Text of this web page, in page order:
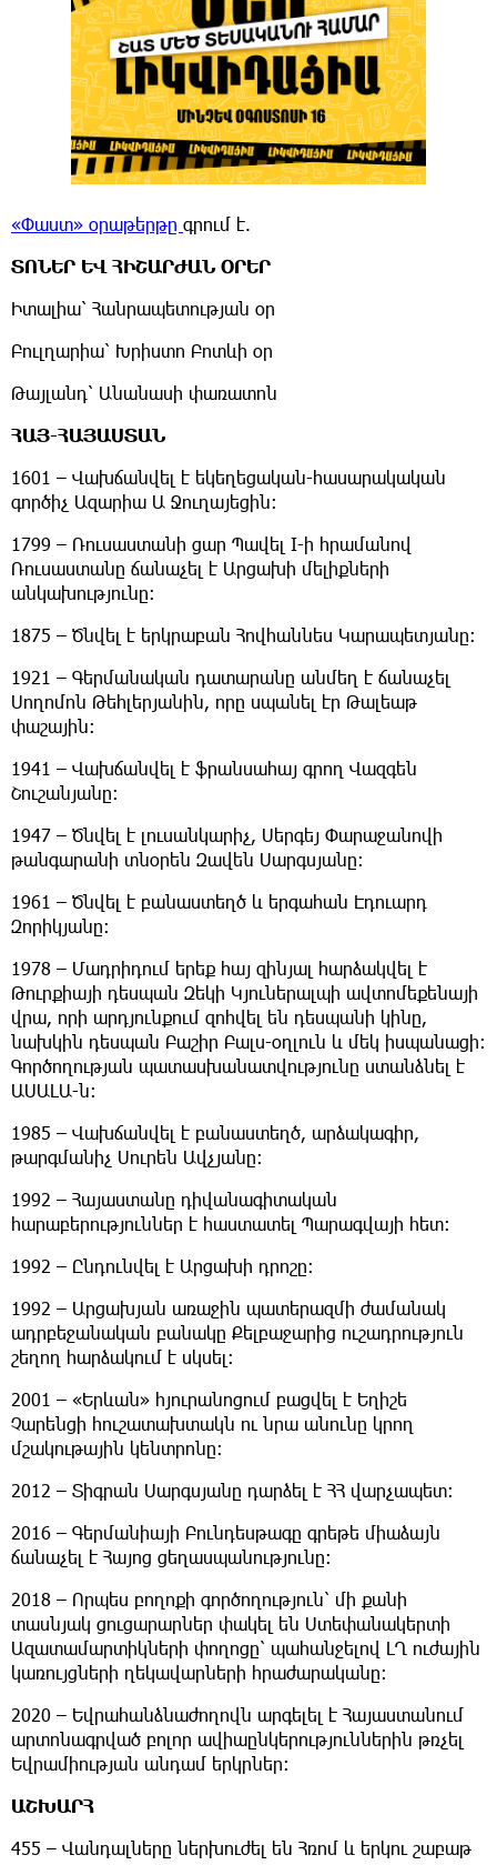
«Փաստ» օրաթերթը գրում է.
ՏՈՆԵՐ ԵՎ ՀԻՇԱՐԺԱՆ ՕՐԵՐ
Իտալիա՝ Հանրապետության օր
Բուլղարիա՝ Խրիստո Բոտևի օր
Թայլանդ՝ Անանասի փառատոն
ՀԱՅ-ՀԱՅԱՍՏԱՆ
1601 – Վախճանվել է եկեղեցական-հասարակական
գործիչ Ազարիա Ա Ջուղայեցին։
1799 – Ռուսաստանի ցար Պավել I-ի հրամանով
Ռուսաստանը ճանաչել է Արցախի մելիքների
անկախությունը։
1875 – Ծնվել է երկրաբան Հովհաննես Կարապետյանը։
1921 – Գերմանական դատարանը անմեղ է ճանաչել
Սողոմոն Թեհլերյանին, որը սպանել էր Թալեաթ
փաշային։
1941 – Վախճանվել է ֆրանսահայ գրող Վազգեն
Շուշանյանը։
1947 – Ծնվել է լուսանկարիչ, Սերգեյ Փարաջանովի
թանգարանի տնօրեն Զավեն Սարգսյանը։
1961 – Ծնվել է բանաստեղծ և երգահան Էդուարդ
Զորիկյանը։
1978 – Մադրիդում երեք հայ զինյալ հարձակվել է
Թուրքիայի դեսպան Զեկի Կյուներալպի ավտոմեքենայի
վրա, որի արդյունքում զոհվել են դեսպանի կինը,
նախկին դեսպան Բաշիր Բալս-օղլուն և մեկ իսպանացի։
Գործողության պատասխանատվությունը ստանձնել է
ԱՍԱԼԱ-ն։
1985 – Վախճանվել է բանաստեղծ, արձակագիր,
թարգմանիչ Սուրեն Ավչյանը։
1992 – Հայաստանը դիվանագիտական
հարաբերություններ է հաստատել Պարագվայի հետ։
1992 – Ընդունվել է Արցախի դրոշը։
1992 – Արցախյան առաջին պատերազմի ժամանակ
ադրբեջանական բանակը Քելբաջարից ուշադրություն
շեղող հարձակում է սկսել։
2001 – «Երևան» հյուրանոցում բացվել է Եղիշե
Չարենցի հուշատախտակն ու նրա անունը կրող
մշակութային կենտրոնը։
2012 – Տիգրան Սարգսյանը դարձել է ՀՀ վարչապետ։
2016 – Գերմանիայի Բունդեսթագը գրեթե միաձայն
ճանաչել է Հայոց ցեղասպանությունը։
2018 – Որպես բողոքի գործողություն՝ մի քանի
տասնյակ ցուցարարներ փակել են Ստեփանակերտի
Ազատամարտիկների փողոցը՝ պահանջելով ԼՂ ուժային
կառույցների ղեկավարների հրաժարականը։
2020 – Եվրահանձնաժողովն արգելել է Հայաստանում
արտոնագրված բոլոր ավիաընկերություններին թռչել
Եվրամիության անդամ երկրներ։
ԱՇԽԱՐՀ
455 – Վանդալները ներխուժել են Հռոմ և երկու շաբաթ